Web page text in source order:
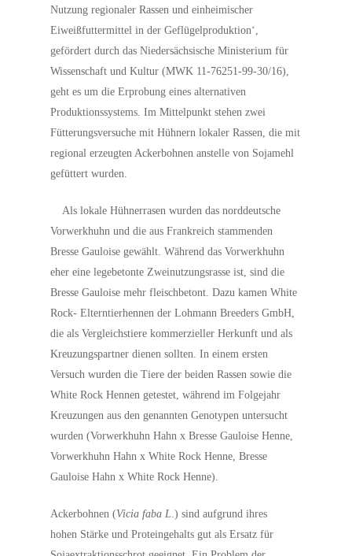
Nutzung regionaler Rassen und einheimischer
Eiweißfuttermittel in der Geflügelproduktion‘,
gefördert durch das Niedersächsische Ministerium für
Wissenschaft und Kultur (MWK 11-76251-99-30/16),
geht es um die Erprobung eines alternativen
Produktionssystems. Im Mittelpunkt stehen zwei
Fütterungsversuche mit Hühnern lokaler Rassen, die mit
regional erzeugten Ackerbohnen anstelle von Sojamehl
gefüttert wurden.
Als lokale Hühnerrasen wurden das norddeutsche
Vorwerkhuhn und die aus Frankreich stammenden
Bresse Gauloise gewählt. Während das Vorwerkhuhn
eher eine legebetonte Zweinutzungsrasse ist, sind die
Bresse Gauloise mehr fleischbetont. Dazu kamen White
Rock- Elterntierhennen der Lohmann Breeders GmbH,
die als Vergleichstiere kommerzieller Herkunft und als
Kreuzungspartner dienen sollten. In einem ersten
Versuch wurden die Tiere der beiden Rassen sowie die
White Rock Hennen getestet, während im Folgejahr
Kreuzungen aus den genannten Genotypen untersucht
wurden (Vorwerkhuhn Hahn x Bresse Gauloise Henne,
Vorwerkhuhn Hahn x White Rock Henne, Bresse
Gauloise Hahn x White Rock Henne).
Ackerbohnen (Vicia faba L.) sind aufgrund ihres
hohen Stärke und Proteingehalts gut als Ersatz für